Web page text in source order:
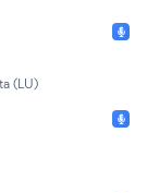
(LU)